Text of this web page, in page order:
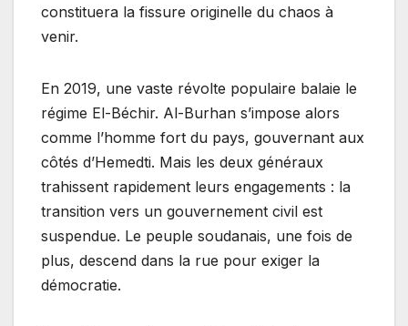
constituera la fissure originelle du chaos à
venir.
En 2019, une vaste révolte populaire balaie le
régime El-Béchir. Al-Burhan s’impose alors
comme l’homme fort du pays, gouvernant aux
côtés d’Hemedti. Mais les deux généraux
trahissent rapidement leurs engagements : la
transition vers un gouvernement civil est
suspendue. Le peuple soudanais, une fois de
plus, descend dans la rue pour exiger la
démocratie.